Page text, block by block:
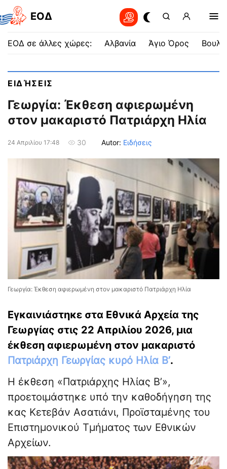
EOΔ
ΕΟΔ σε άλλες χώρες: Αλβανία Άγιο Όρος
ΕΙΔΉΣΕΙΣ
Γεωργία: Έκθεση αφιερωμένη
στον μακαριστό Πατριάρχη Ηλία
24 Απριλίου 17:48 30 Autor: Ειδήσεις
Γεωργία: Έκθεση αφιερωμένη στον μακαριστό Πατριάρχη Ηλία
Εγκαινιάστηκε στα Εθνικά Αρχεία της
Γεωργίας στις 22 Απριλίου 2026, μια
έκθεση αφιερωμένη στον μακαριστό
Πατριάρχη Γεωργίας κυρό Ηλία Β’.
Η έκθεση «Πατριάρχης Ηλίας Β’»,
προετοιμάστηκε υπό την καθοδήγηση της
κας Κετεβάν Ασατιάνι, Προϊσταμένης του
Επιστημονικού Τμήματος των Εθνικών
Αρχείων.